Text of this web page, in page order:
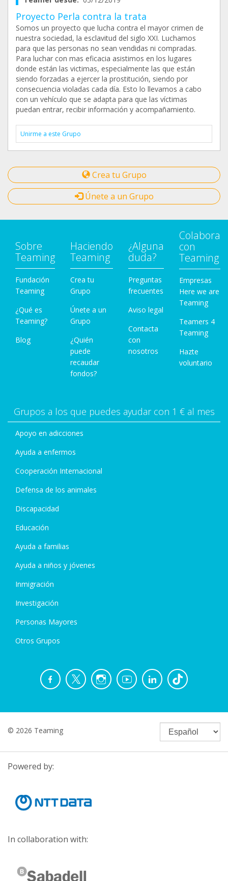
Proyecto Perla contra la trata
Somos un proyecto que lucha contra el mayor crimen de
nuestra sociedad, la esclavitud del siglo XXI. Luchamos
para que las personas no sean vendidas ni compradas.
Para luchar con mas eficacia asistimos en los lugares
donde están las victimas, especialmente las que están
siendo forzadas a ejercer la prostitución, siendo por
consecuencia violadas cada día. Esto lo llevamos a cabo
con un vehículo que se adapta para que las víctimas
puedan entrar, recibir información y acompañamiento.
Unirme a este Grupo
Crea tu Grupo
Únete a un Grupo
Sobre
Teaming
Fundación
Teaming
¿Qué es
Teaming?
Blog
Haciendo
Teaming
Crea tu
Grupo
Únete a un
Grupo
¿Quién
puede
recaudar
fondos?
¿Alguna
duda?
Preguntas
frecuentes
Aviso legal
Contacta
con
nosotros
Colabora
con
Teaming
Empresas
Here we are
Teaming
Teamers 4
Teaming
Hazte
voluntario
Grupos a los que puedes ayudar con 1 € al mes
Apoyo en adicciones
Ayuda a enfermos
Cooperación Internacional
Defensa de los animales
Discapacidad
Educación
Ayuda a familias
Ayuda a niños y jóvenes
Inmigración
Investigación
Personas Mayores
Otros Grupos
© 2026 Teaming
Powered by:
In collaboration with: